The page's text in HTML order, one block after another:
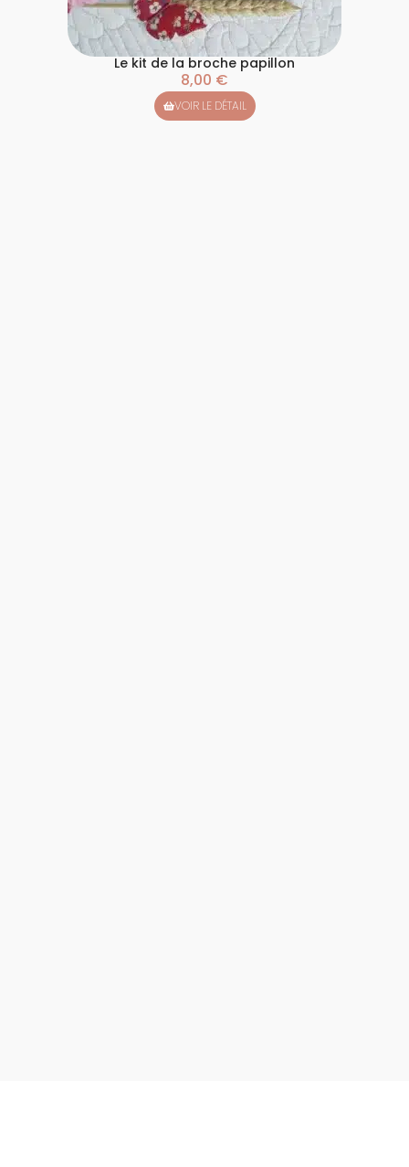
Le kit de la broche papillon
8,00 €
VOIR LE DÉTAIL